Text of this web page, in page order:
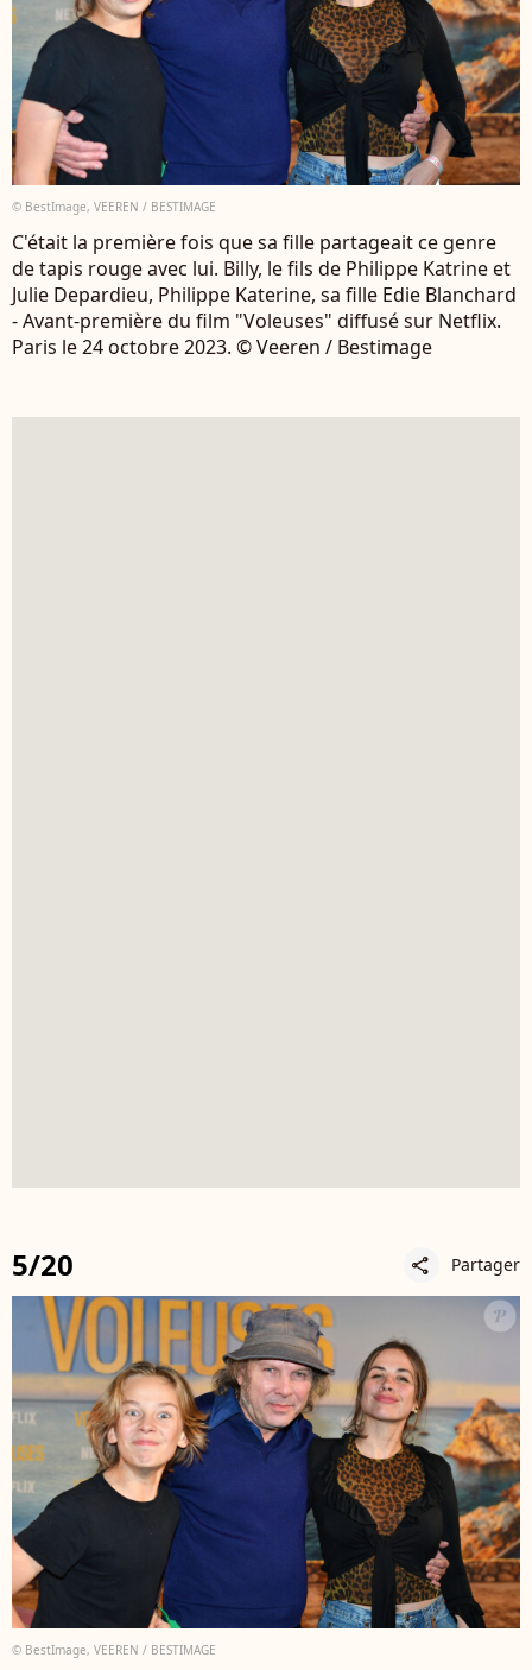
© BestImage, VEEREN / BESTIMAGE
C'était la première fois que sa fille partageait ce genre
de tapis rouge avec lui. Billy, le fils de Philippe Katrine et
Julie Depardieu, Philippe Katerine, sa fille Edie Blanchard
- Avant-première du film "Voleuses" diffusé sur Netflix.
Paris le 24 octobre 2023. © Veeren / Bestimage
5/20 share Partager
© BestImage, VEEREN / BESTIMAGE